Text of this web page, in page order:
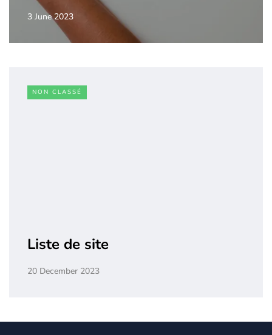
3 June 2023
NON CLASSÉ
Liste de site
20 December 2023